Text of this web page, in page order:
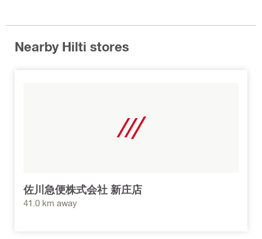
Nearby Hilti stores
佐川急便株式会社 新庄店
41.0 km away